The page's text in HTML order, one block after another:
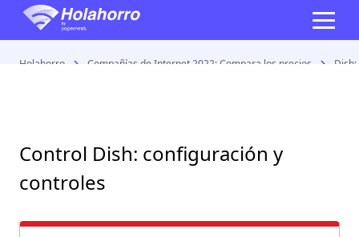
Holahorro Compañías de Internet 2022: Compara los precios
Control Dish: configuración y
controles